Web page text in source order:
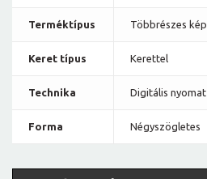
Terméktípus Többrészes kép
Keret típus Kerettel
Technika Digitális nyomat
Forma Négyszögletes